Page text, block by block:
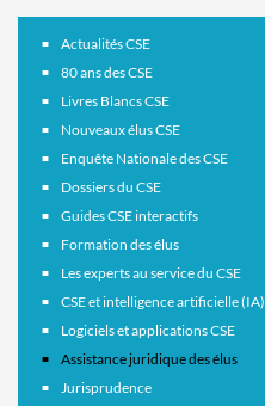
Actualités CSE
80 ans des CSE
Livres Blancs CSE
Nouveaux élus CSE
Enquête Nationale des CSE
Dossiers du CSE
Guides CSE interactifs
Formation des élus
Les experts au service du CSE
CSE et intelligence artificielle (IA)
Logiciels et applications CSE
Assistance juridique des élus
Jurisprudence